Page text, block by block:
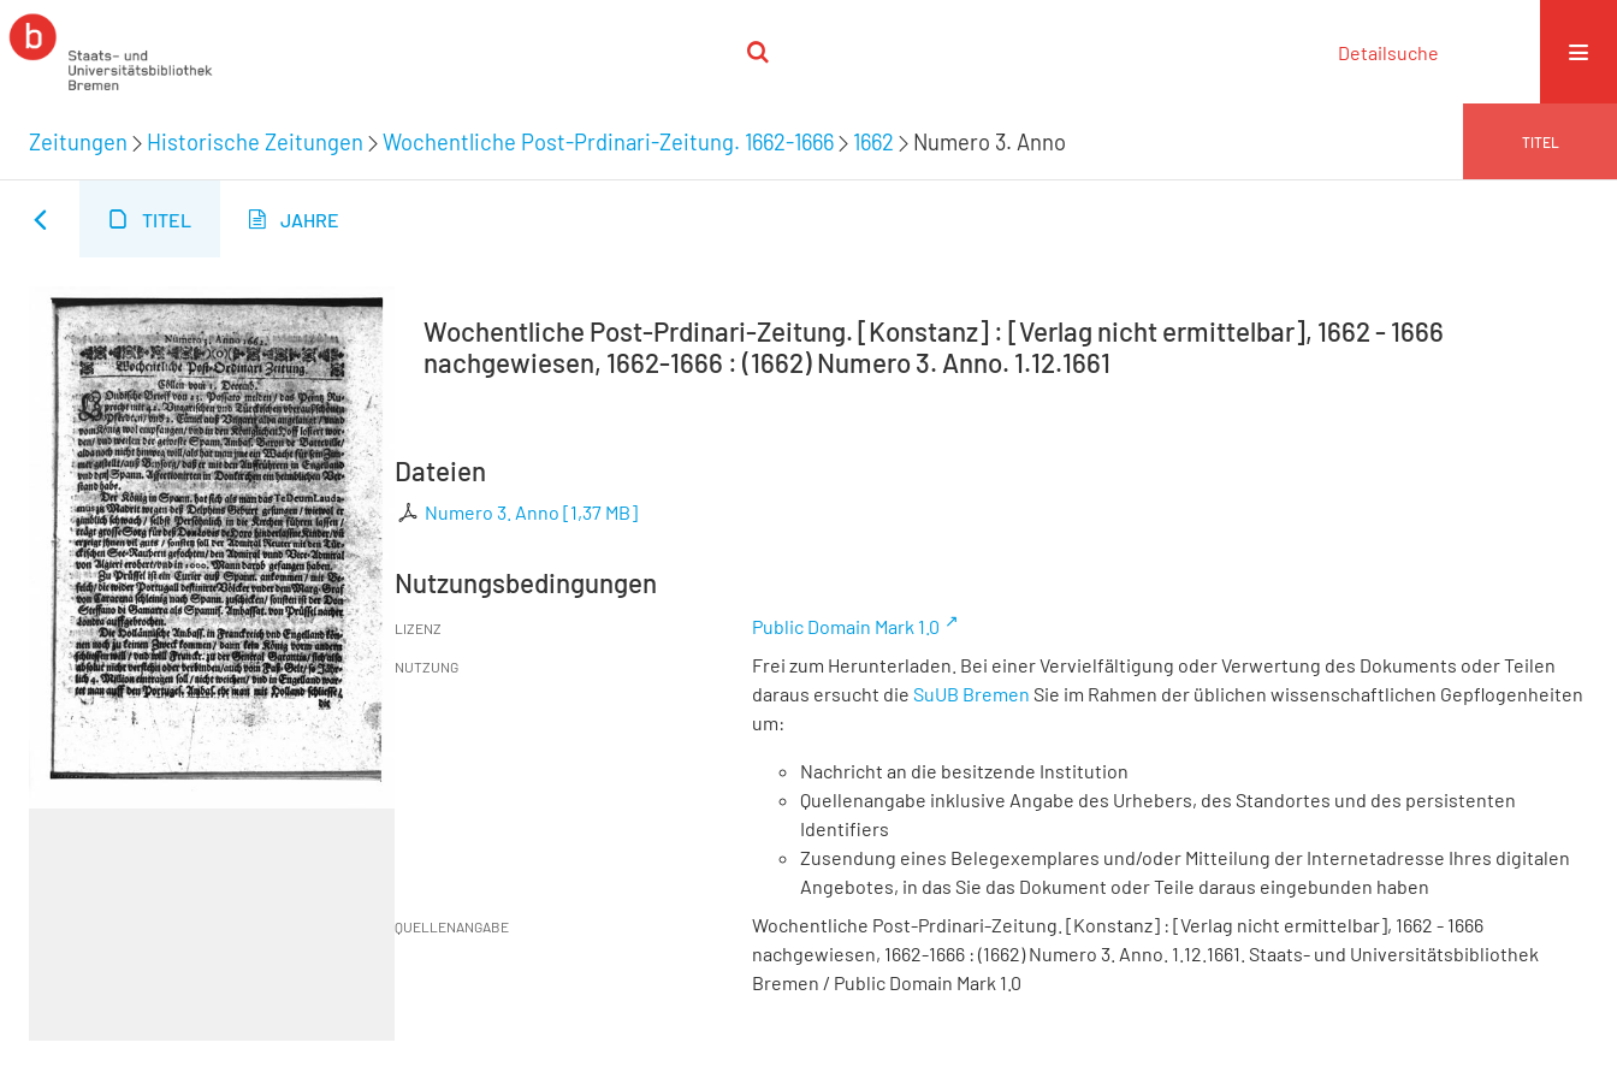
Detailsuche
Zeitungen Historische Zeitungen Wochentliche Post-Prdinari-Zeitung. 1662-1666 1662 Numero 3. Anno TITEL
TITEL JAHRE
Wochentliche Post-Prdinari-Zeitung. [Konstanz] : [Verlag nicht ermittelbar], 1662 - 1666
nachgewiesen, 1662-1666 : (1662) Numero 3. Anno. 1.12.1661
Dateien
Numero 3. Anno [1,37 MB]
Nutzungsbedingungen
LIZENZ Public Domain Mark 1.0
NUTZUNG
Frei zum Herunterladen. Bei einer Vervielfältigung oder Verwertung des Dokuments oder Teilen
daraus ersucht die SuUB Bremen Sie im Rahmen der üblichen wissenschaftlichen Gepflogenheiten
um:
Nachricht an die besitzende Institution
Quellenangabe inklusive Angabe des Urhebers, des Standortes und des persistenten
Identifiers
Zusendung eines Belegexemplares und/oder Mitteilung der Internetadresse Ihres digitalen
Angebotes, in das Sie das Dokument oder Teile daraus eingebunden haben
QUELLENANGABE
Wochentliche Post-Prdinari-Zeitung. [Konstanz] : [Verlag nicht ermittelbar], 1662 - 1666
nachgewiesen, 1662-1666 : (1662) Numero 3. Anno. 1.12.1661. Staats- und Universitätsbibliothek
Bremen / Public Domain Mark 1.0